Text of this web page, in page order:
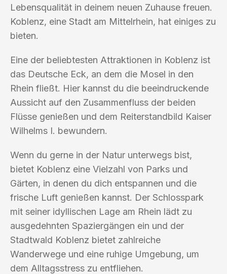
Lebensqualität in deinem neuen Zuhause freuen.
Koblenz, eine Stadt am Mittelrhein, hat einiges zu
bieten.
Eine der beliebtesten Attraktionen in Koblenz ist
das Deutsche Eck, an dem die Mosel in den
Rhein fließt. Hier kannst du die beeindruckende
Aussicht auf den Zusammenfluss der beiden
Flüsse genießen und dem Reiterstandbild Kaiser
Wilhelms I. bewundern.
Wenn du gerne in der Natur unterwegs bist,
bietet Koblenz eine Vielzahl von Parks und
Gärten, in denen du dich entspannen und die
frische Luft genießen kannst. Der Schlosspark
mit seiner idyllischen Lage am Rhein lädt zu
ausgedehnten Spaziergängen ein und der
Stadtwald Koblenz bietet zahlreiche
Wanderwege und eine ruhige Umgebung, um
dem Alltagsstress zu entfliehen.